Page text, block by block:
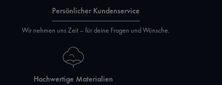
Persönlicher Kundenservice
Wir nehmen uns Zeit – für deine Fragen und Wünsche.
Hochwertige Materialien